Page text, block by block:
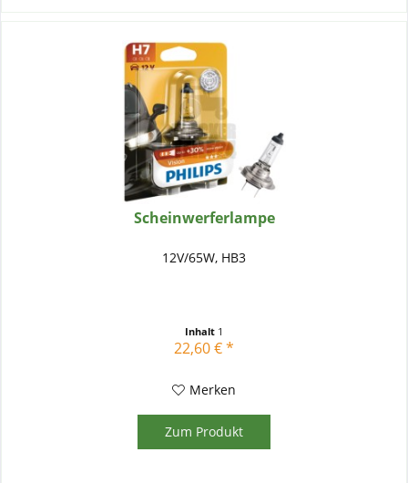
Scheinwerferlampe
12V/65W, HB3
Inhalt 1
22,60 € *
Merken
Zum Produkt